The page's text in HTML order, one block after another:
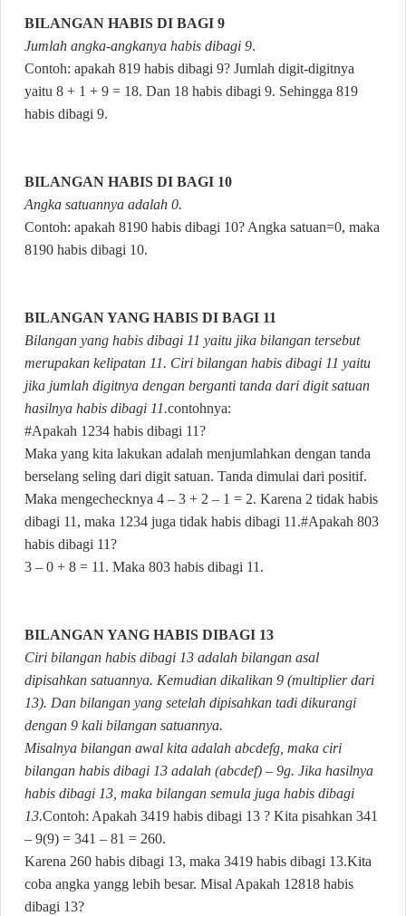
BILANGAN HABIS DI BAGI 9
Jumlah angka-angkanya habis dibagi 9.
Contoh: apakah 819 habis dibagi 9? Jumlah digit-digitnya
yaitu 8 + 1 + 9 = 18. Dan 18 habis dibagi 9. Sehingga 819
habis dibagi 9.
BILANGAN HABIS DI BAGI 10
Angka satuannya adalah 0.
Contoh: apakah 8190 habis dibagi 10? Angka satuan=0, maka
8190 habis dibagi 10.
BILANGAN YANG HABIS DI BAGI 11
Bilangan yang habis dibagi 11 yaitu jika bilangan tersebut
merupakan kelipatan 11. Ciri bilangan habis dibagi 11 yaitu
jika jumlah digitnya dengan berganti tanda dari digit satuan
hasilnya habis dibagi 11.contohnya:
#Apakah 1234 habis dibagi 11?
Maka yang kita lakukan adalah menjumlahkan dengan tanda
berselang seling dari digit satuan. Tanda dimulai dari positif.
Maka mengechecknya 4 – 3 + 2 – 1 = 2. Karena 2 tidak habis
dibagi 11, maka 1234 juga tidak habis dibagi 11.#Apakah 803
habis dibagi 11?
3 – 0 + 8 = 11. Maka 803 habis dibagi 11.
BILANGAN YANG HABIS DIBAGI 13
Ciri bilangan habis dibagi 13 adalah bilangan asal
dipisahkan satuannya. Kemudian dikalikan 9 (multiplier dari
13). Dan bilangan yang setelah dipisahkan tadi dikurangi
dengan 9 kali bilangan satuannya.
Misalnya bilangan awal kita adalah abcdefg, maka ciri
bilangan habis dibagi 13 adalah (abcdef) – 9g. Jika hasilnya
habis dibagi 13, maka bilangan semula juga habis dibagi
13.Contoh: Apakah 3419 habis dibagi 13 ? Kita pisahkan 341
– 9(9) = 341 – 81 = 260.
Karena 260 habis dibagi 13, maka 3419 habis dibagi 13.Kita
coba angka yangg lebih besar. Misal Apakah 12818 habis
dibagi 13?